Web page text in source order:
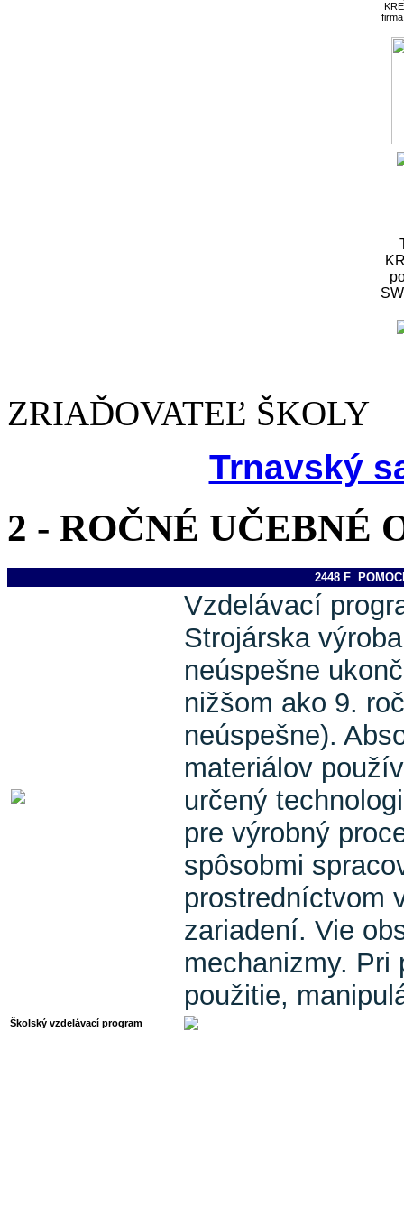
ZRIAĎOVATEĽ ŠKOLY
Trnavský
2 - ROČNÉ UČEBNÉ
2448 F
Vzdelávací
Strojárska
neúspešne
nižšom ako 9.
neúspešne).
materiálov
určený
pre výrobný
spôsobmi
prostredníctvom
zariadení. Vie
mechanizmy. Pri
použitie,
Školský vzdelávací program